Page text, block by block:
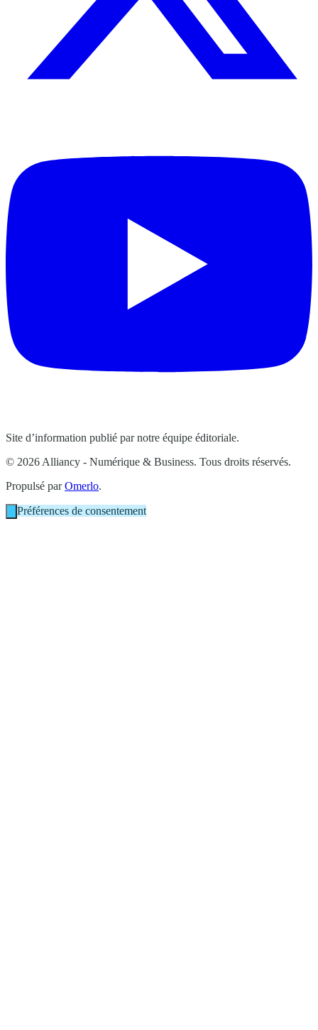
Site d’information publié par notre équipe éditoriale.
© 2026 Alliancy - Numérique & Business. Tous droits réservés.
Propulsé parOmerlo.
Préférences de consentement